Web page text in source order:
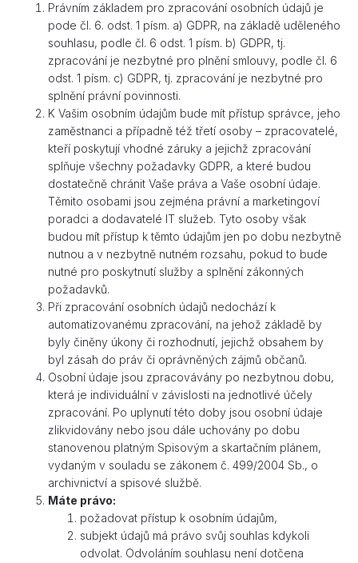
Právním základem pro zpracování osobních údajů je
pode čl. 6. odst. 1 písm. a) GDPR, na základě uděleného
souhlasu, podle čl. 6 odst. 1 písm. b) GDPR, tj.
zpracování je nezbytné pro plnění smlouvy, podle čl. 6
odst. 1 písm. c) GDPR, tj. zpracování je nezbytné pro
splnění právní povinnosti.
K Vašim osobním údajům bude mít přístup správce, jeho
zaměstnanci a případně též třetí osoby – zpracovatelé,
kteří poskytují vhodné záruky a jejichž zpracování
splňuje všechny požadavky GDPR, a které budou
dostatečně chránit Vaše práva a Vaše osobní údaje.
Těmito osobami jsou zejména právní a marketingoví
poradci a dodavatelé IT služeb. Tyto osoby však
budou mít přístup k těmto údajům jen po dobu nezbytně
nutnou a v nezbytně nutném rozsahu, pokud to bude
nutné pro poskytnutí služby a splnění zákonných
požadavků.
Při zpracování osobních údajů nedochází k
automatizovanému zpracování, na jehož základě by
byly činěny úkony či rozhodnutí, jejichž obsahem by
byl zásah do práv či oprávněných zájmů občanů.
Osobní údaje jsou zpracovávány po nezbytnou dobu,
která je individuální v závislosti na jednotlivé účely
zpracování. Po uplynutí této doby jsou osobní údaje
zlikvidovány nebo jsou dále uchovány po dobu
stanovenou platným Spisovým a skartačním plánem,
vydaným v souladu se zákonem č. 499/2004 Sb., o
archivnictví a spisové službě.
Máte právo:
požadovat přístup k osobním údajům,
subjekt údajů má právo svůj souhlas kdykoli
odvolat. Odvoláním souhlasu není dotčena